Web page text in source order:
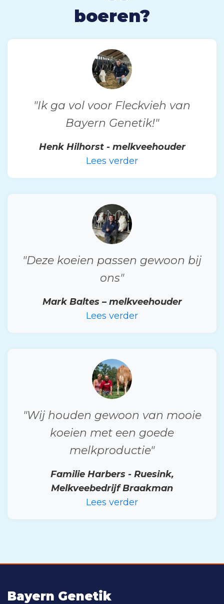
boeren?
"Ik ga vol voor Fleckvieh van
Bayern Genetik!"
Henk Hilhorst - melkveehouder
Lees verder
"Deze koeien passen gewoon bij
ons"
Mark Baltes – melkveehouder
Lees verder
"Wij houden gewoon van mooie
koeien met een goede
melkproductie"
Familie Harbers - Ruesink,
Melkveebedrijf Braakman
Lees verder
Bayern Genetik